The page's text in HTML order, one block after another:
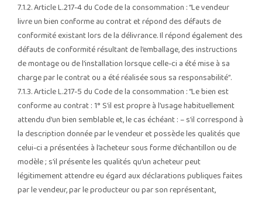
7.1.2. Article L.217-4 du Code de la consommation : “Le vendeur
livre un bien conforme au contrat et répond des défauts de
conformité existant lors de la délivrance. Il répond également des
défauts de conformité résultant de l’emballage, des instructions
de montage ou de l’installation lorsque celle-ci a été mise à sa
charge par le contrat ou a été réalisée sous sa responsabilité”.
7.1.3. Article L.217-5 du Code de la consommation : “Le bien est
conforme au contrat : 1° S’il est propre à l’usage habituellement
attendu d’un bien semblable et, le cas échéant : – s’il correspond à
la description donnée par le vendeur et possède les qualités que
celui-ci a présentées à l’acheteur sous forme d’échantillon ou de
modèle ; s’il présente les qualités qu’un acheteur peut
légitimement attendre eu égard aux déclarations publiques faites
par le vendeur, par le producteur ou par son représentant,